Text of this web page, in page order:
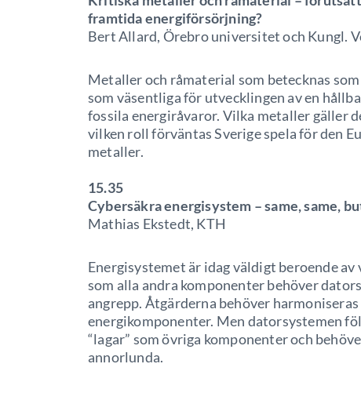
framtida energiförsörjning?
Bert Allard, Örebro universitet och Kungl.
Metaller och råmaterial som betecknas
som väsentliga för utvecklingen av en
fossila energiråvaror. Vilka metaller gäller
vilken roll förväntas Sverige spela för den
metaller.
15.35
Cybersäkra energisystem – same, same,
Mathias Ekstedt, KTH
Energisystemet är idag väldigt beroende
som alla andra komponenter behöver
angrepp. Åtgärderna behöver
energikomponenter. Men datorsystemen
“lagar” som övriga komponenter och
annorlunda.